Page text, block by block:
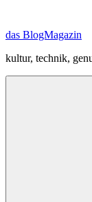
springen
das BlogMagazin
kultur, technik,